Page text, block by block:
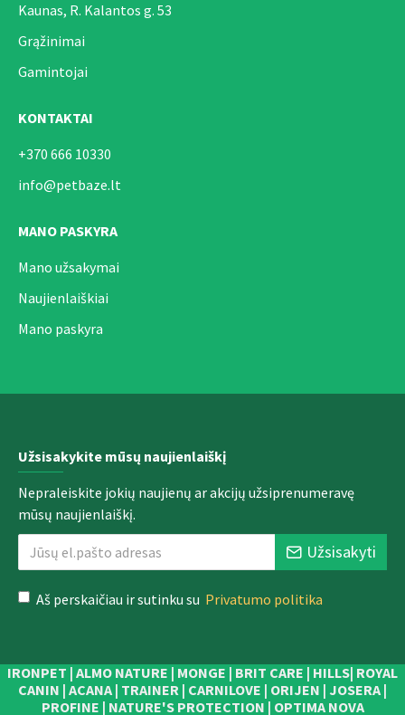
Kaunas, R. Kalantos g. 53
Grąžinimai
Gamintojai
KONTAKTAI
+370 666 10330
info@petbaze.lt
MANO PASKYRA
Mano užsakymai
Naujienlaiškiai
Mano paskyra
Užsisakykite mūsų naujienlaiškį
Nepraleiskite jokių naujienų ar akcijų užsiprenumeravę
mūsų naujienlaiškį.
Užsisakyti
Aš perskaičiau ir sutinku su Privatumo politika
IRONPET | ALMO NATURE | MONGE | BRIT CARE | HILLS| ROYAL
CANIN | ACANA | TRAINER | CARNILOVE | ORIJEN | JOSERA |
PROFINE | NATURE'S PROTECTION | OPTIMA NOVA